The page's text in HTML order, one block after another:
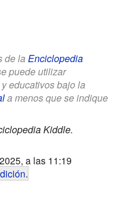
de la Enciclopedia
puede utilizar
educativos bajo la
a menos que se indique
Kiddle.
a las 11:19
.